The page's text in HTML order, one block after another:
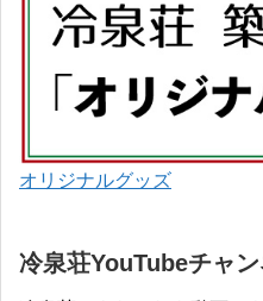
オリジナルグッズ
冷泉荘YouTubeチャ